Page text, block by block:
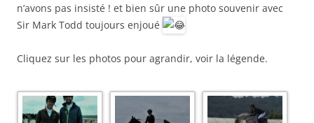
n’avons pas insisté ! et bien sûr une photo souvenir avec
Sir Mark Todd toujours enjoué
Cliquez sur les photos pour agrandir, voir la légende.